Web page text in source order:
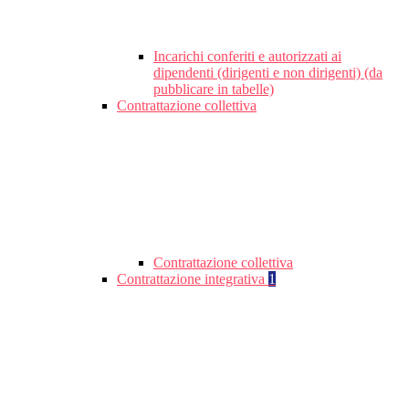
Incarichi conferiti e autorizzati ai
dipendenti (dirigenti e non dirigenti) (da
pubblicare in tabelle)
Contrattazione collettiva
Contrattazione collettiva
Contrattazione integrativa 1